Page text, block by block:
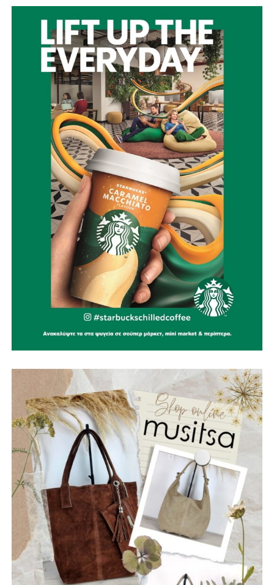
Η Πολιτική Προστασία δεν είναι μια υπηρεσία που
ενεργοποιείται μόνο όταν ξεσπάσει μια πυρκαγιά. Είναι
μια συνεχής επένδυση στην ασφάλεια των ανθρώπων,
των χωριών μας, των δασών μας και της πολιτιστικής μας
κληρονομιάς.
Η Ναυπακτία μπορεί και πρέπει να γίνει πρότυπο Δήμου
στην πρόληψη και την αντιμετώπιση φυσικών
καταστροφών.
Με σχέδιο.
Με τεχνολογία.
Με εθελοντισμό.
Με συνεργασία.
Γιατί η καλύτερη πυρκαγιά είναι εκείνη που δεν θα
εκδηλωθεί ποτέ.
Την ίδια στιγμή, αποτίουμε φόρο τιμής στους
πυροσβέστες που έχασαν τη ζωή τους υπηρετώντας το
καθήκον. Η αυτοθυσία τους μας υπενθυμίζει ότι η
Πολιτική Προστασία δεν είναι μια θεωρητική έννοια, αλλά
ένας καθημερινός αγώνας που πολλές φορές πληρώνεται
με ανθρώπινες ζωές.
Παράλληλα, εκφράζουμε την αμέριστη συμπαράστασή μας
στους κατοίκους του όμορου Δήμου Δωρίδας, που
δοκιμάστηκαν από τις καταστροφικές πυρκαγιές. Οι
πληγές που αφήνει πίσω της η φωτιά δεν γνωρίζουν
διοικητικά όρια. Είναι πληγές που αφορούν ολόκληρη τη
Στερεά Ελλάδα και απαιτούν αλληλεγγύη, συντονισμό και
κοινή προσπάθεια.
Η Ναυπακτία αξίζει να είναι έτοιμη πριν από την επόμενη
κρίση. Η πρόληψη δεν είναι κόστος. Είναι η μεγαλύτερη
επένδυση στην ανθρώπινη ζωή, στο φυσικό περιβάλλον,
στην τοπική οικονομία και στο μέλλον του τόπου μας.
Ανδρέας Χ. Κωνσταντόπουλος